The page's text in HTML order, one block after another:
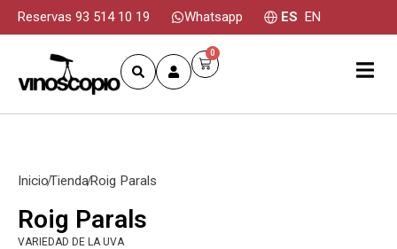
Reservas 93 514 10 19 Whatsapp ES EN
0
InicioTiendaRoig Parals
Roig Parals
VARIEDAD DE LA UVA